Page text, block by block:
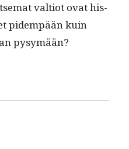
val­tiot ovat his­
pidem­pään kuin
pysymään?